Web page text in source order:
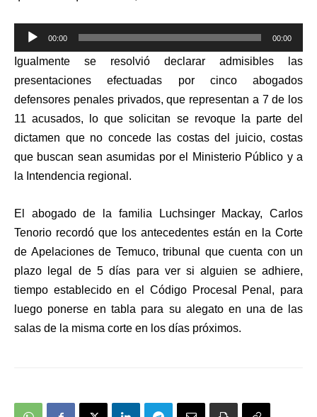
Reproductor
de
audio
00:00 00:00
Igualmente se resolvió declarar admisibles las
presentaciones efectuadas por cinco abogados
defensores penales privados, que representan a 7 de los
11 acusados, lo que solicitan se revoque la parte del
dictamen que no concede las costas del juicio, costas
que buscan sean asumidas por el Ministerio Público y a
la Intendencia regional.
El abogado de la familia Luchsinger Mackay, Carlos
Tenorio recordó que los antecedentes están en la Corte
de Apelaciones de Temuco, tribunal que cuenta con un
plazo legal de 5 días para ver si alguien se adhiere,
tiempo establecido en el Código Procesal Penal, para
luego ponerse en tabla para su alegato en una de las
salas de la misma corte en los días próximos.